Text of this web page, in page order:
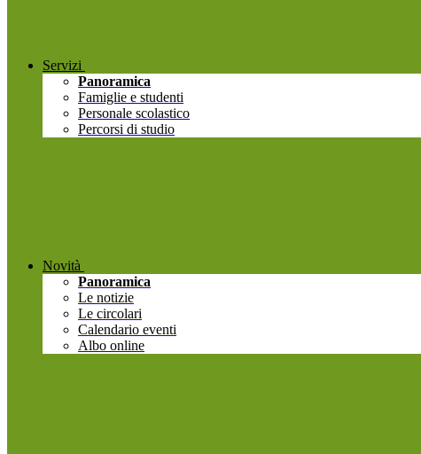
Servizi
Panoramica
Famiglie e studenti
Personale scolastico
Percorsi di studio
Novità
Panoramica
Le notizie
Le circolari
Calendario eventi
Albo online